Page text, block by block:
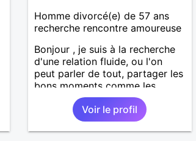
Homme divorcé(e) de 57 ans
recherche rencontre amoureuse
Bonjour , je suis à la recherche
d'une relation fluide, ou l'on
peut parler de tout, partager les
bons moments comme les
mauvais, sortir partager des
loisirs etc.... . J'aspire une
relation sincère dans la
confiance .
Voir le profil